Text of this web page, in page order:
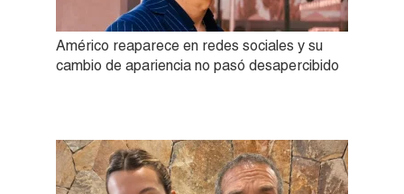
Américo reaparece en redes sociales y su
cambio de apariencia no pasó desapercibido